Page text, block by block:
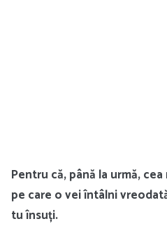
Pentru că, până la urmă,
pe care o vei întâlni
tu însuți.